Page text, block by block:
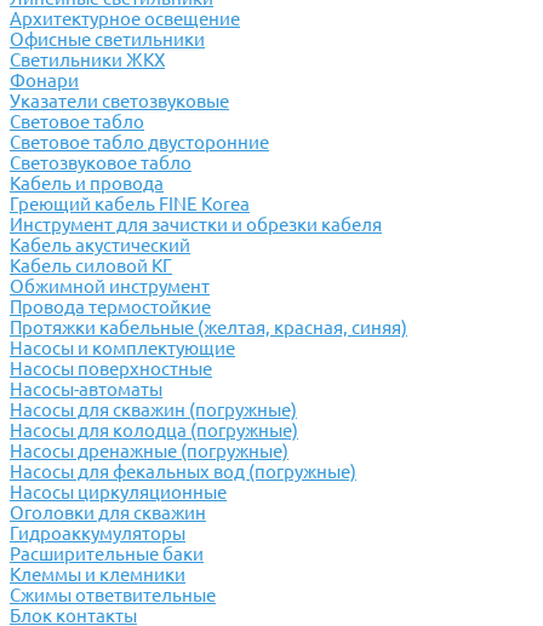
Архитектурное освещение
Офисные светильники
Светильники ЖКХ
Фонари
Указатели светозвуковые
Световое табло
Световое табло двусторонние
Светозвуковое табло
Кабель и провода
Греющий кабель FINE Korea
Инструмент для зачистки и обрезки кабеля
Кабель акустический
Кабель силовой КГ
Обжимной инструмент
Провода термостойкие
Протяжки кабельные (желтая, красная, синяя)
Насосы и комплектующие
Насосы поверхностные
Насосы-автоматы
Насосы для скважин (погружные)
Насосы для колодца (погружные)
Насосы дренажные (погружные)
Насосы для фекальных вод (погружные)
Насосы циркуляционные
Оголовки для скважин
Гидроаккумуляторы
Расширительные баки
Клеммы и клемники
Cжимы ответвительные
Блок контакты